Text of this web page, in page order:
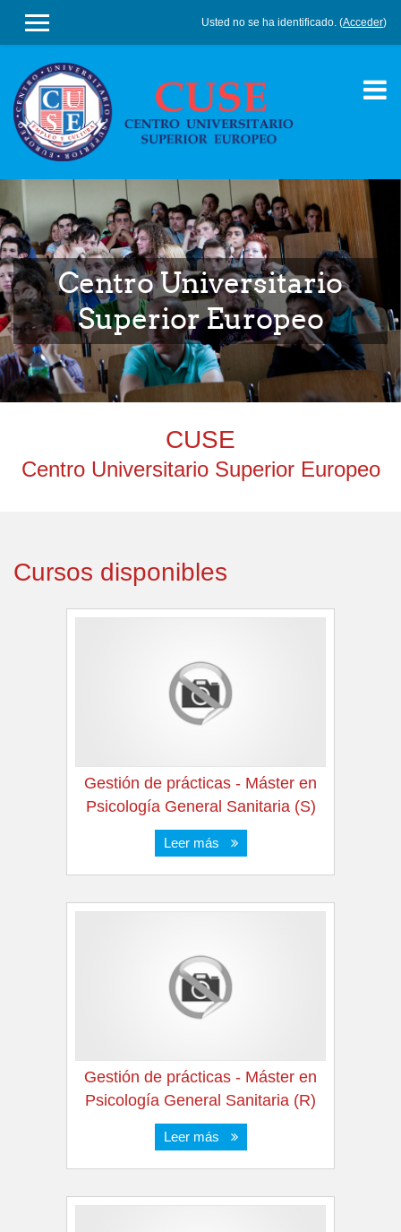
PANEL LATERAL
Usted no se ha identificado. (Acceder)
Centro Universitario
Superior Europeo
CUSE
Centro Universitario Superior Europeo
Cursos disponibles
Gestión de prácticas - Máster en
Psicología General Sanitaria (S)
Leer más
Gestión de prácticas - Máster en
Psicología General Sanitaria (R)
Leer más